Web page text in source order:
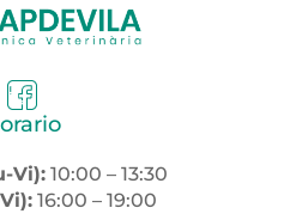
Vi):10:00 – 13:30
16:00 – 19:00